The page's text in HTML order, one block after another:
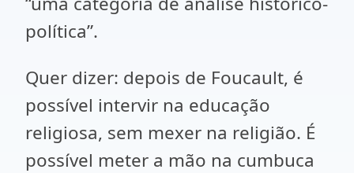
política”.
Quer dizer: depois de Foucault, é
possível intervir na educação
religiosa, sem mexer na religião. É
possível meter a mão na cumbuca